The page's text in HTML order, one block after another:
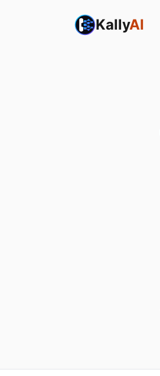
KallyAI